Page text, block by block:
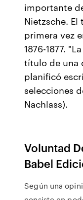
importante
Nietzsche.
primera vez
1876-1877.
título de una
planificó
selecciones
Nachlass).
Voluntad
Babel
Según una